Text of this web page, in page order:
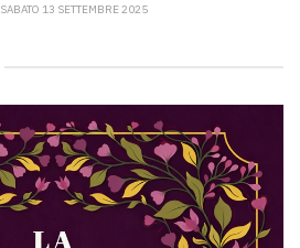
SABATO 13 SETTEMBRE 2025